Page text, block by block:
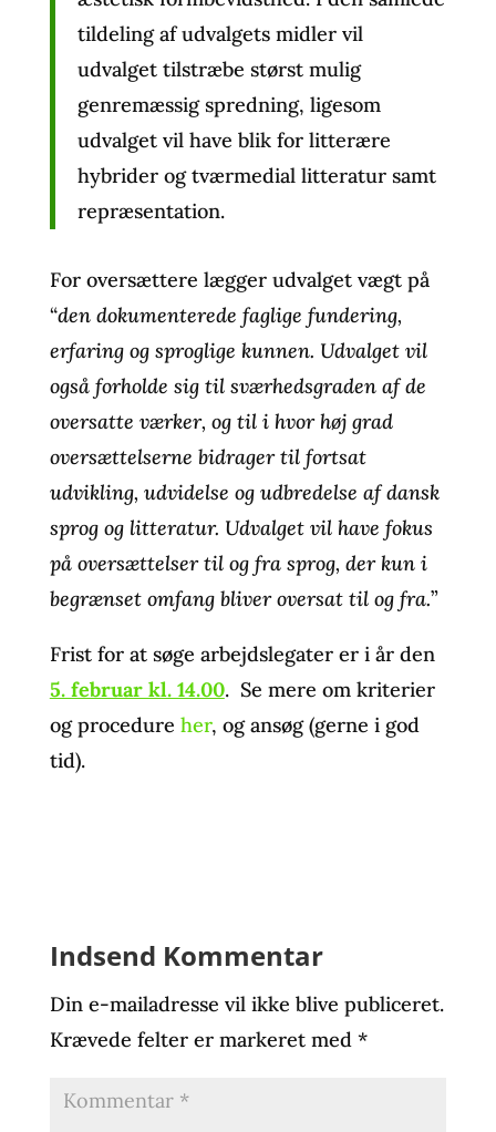
tildeling af udvalgets midler vil
udvalget tilstræbe størst mulig
genremæssig spredning, ligesom
udvalget vil have blik for litterære
hybrider og tværmedial litteratur samt
repræsentation.
For oversættere lægger udvalget vægt på
“den dokumenterede faglige fundering,
erfaring og sproglige kunnen. Udvalget vil
også forholde sig til sværhedsgraden af de
oversatte værker, og til i hvor høj grad
oversættelserne bidrager til fortsat
udvikling, udvidelse og udbredelse af dansk
sprog og litteratur. Udvalget vil have fokus
på oversættelser til og fra sprog, der kun i
begrænset omfang bliver oversat til og fra.”
Frist for at søge arbejdslegater er i år den
5. februar kl. 14.00. Se mere om kriterier
og procedure her, og ansøg (gerne i god
tid).
Indsend Kommentar
Din e-mailadresse vil ikke blive publiceret.
Krævede felter er markeret med *